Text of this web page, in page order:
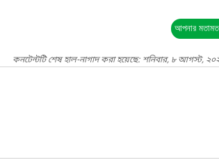
আপনার
কনটেন্টটি শেষ হাল-নাগাদ করা হয়েছে: শনিবার, ৮ আগস্ট,